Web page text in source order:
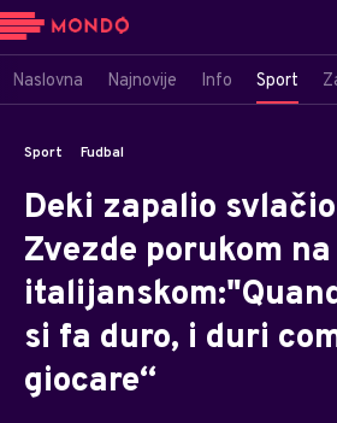
Naslovna Najnovije Info Sport
Sport Fudbal
Deki zapalio
Zvezde porukom na
si fa duro, i duri
giocare“